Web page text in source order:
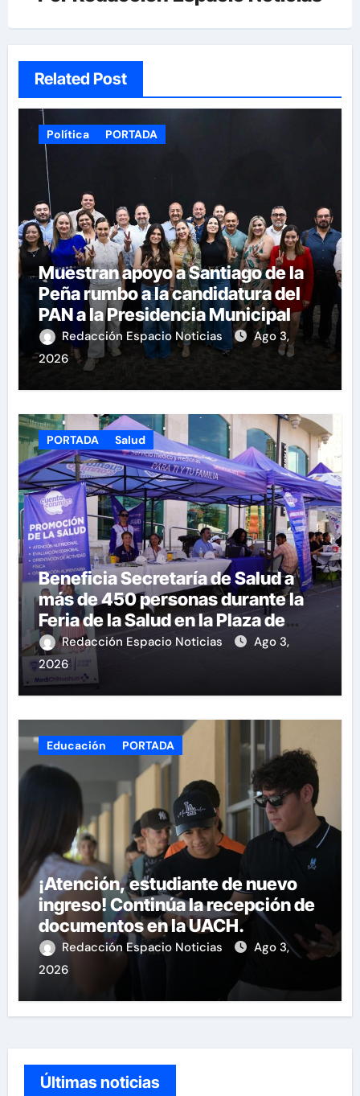
Related Post
Política PORTADA
Muestran apoyo a Santiago de la
Peña rumbo a la candidatura del
PAN a la Presidencia Municipal
Redacción Espacio Noticias
Ago 3,
2026
PORTADA Salud
Beneficia Secretaría de Salud a
más de 450 personas durante la
Feria de la Salud en la Plaza de
Armas
Redacción Espacio Noticias
Ago 3,
2026
Educación PORTADA
¡Atención, estudiante de nuevo
ingreso! Continúa la recepción de
documentos en la UACH.
Redacción Espacio Noticias
Ago 3,
2026
Últimas noticias